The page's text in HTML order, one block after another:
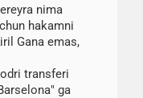
Orozkoni
nima
hakamni
Gana emas,
javobgar
bilishini
transferi
ga